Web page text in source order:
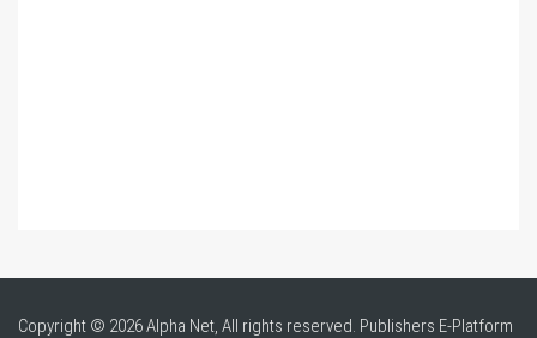
Copyright © 2026 Alpha Net, All rights reserved. Publishers E-Platform